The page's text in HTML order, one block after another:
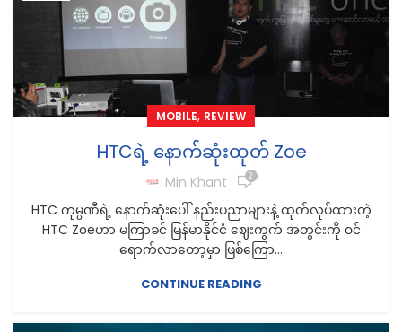
MOBILE, REVIEW
HTCရဲ့ နောက်ဆုံးထုတ် Zoe
Min Khant 2
HTC ကုမ္ပဏီရဲ့ နောက်ဆုံးပေါ် နည်းပညာများနဲ့ ထုတ်လုပ်ထားတဲ့
HTC Zoeဟာ မကြာခင် မြန်မာနိုင်ငံ ဈေးကွက် အတွင်းကို ၀င်
ရောက်လာတော့မှာ ဖြစ်ကြော...
CONTINUE READING